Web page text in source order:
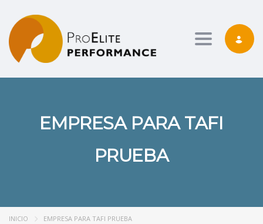
Toggle
EMPRESA PARA TAFI
PRUEBA
INICIO EMPRESA PARA TAFI PRUEBA